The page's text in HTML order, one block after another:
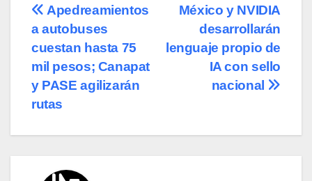
Navegación
de
entradas
México y NVIDIA
desarrollarán
lenguaje propio de
IA con sello
nacional
Apedreamientos
a autobuses
cuestan hasta 75
mil pesos; Canapat
y PASE agilizarán
rutas